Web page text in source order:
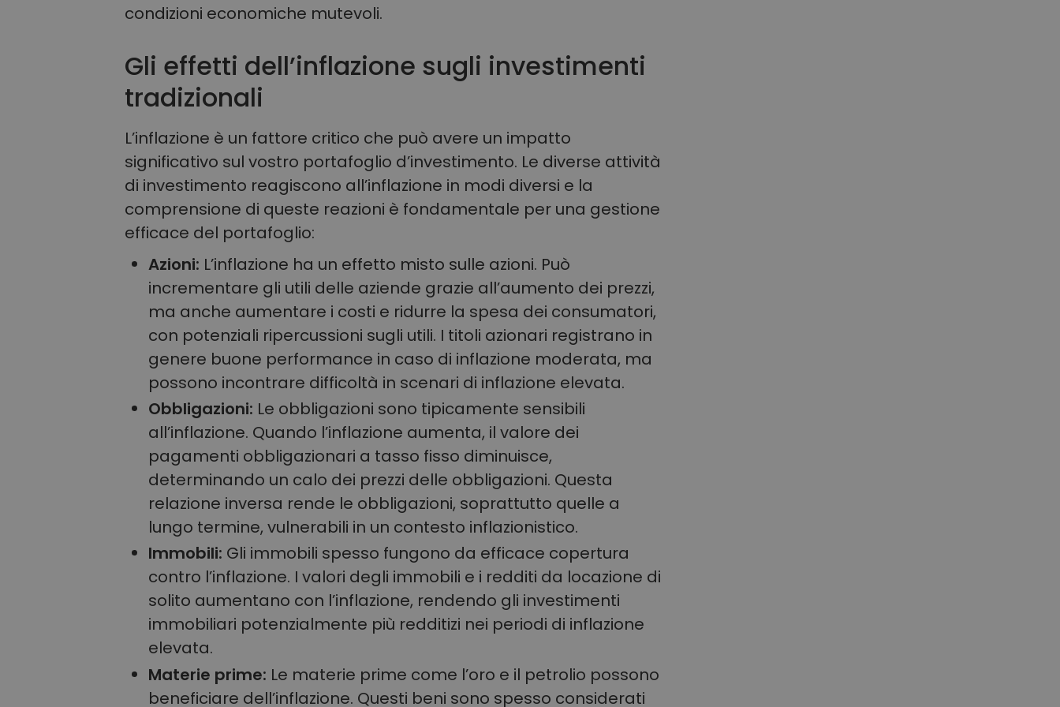
condizioni economiche mutevoli.
Gli effetti dell’inflazione sugli investimenti
tradizionali
L’inflazione è un fattore critico che può avere un impatto
significativo sul vostro portafoglio d’investimento. Le diverse attività
di investimento reagiscono all’inflazione in modi diversi e la
comprensione di queste reazioni è fondamentale per una gestione
efficace del portafoglio:
Azioni: L’inflazione ha un effetto misto sulle azioni. Può
incrementare gli utili delle aziende grazie all’aumento dei prezzi,
ma anche aumentare i costi e ridurre la spesa dei consumatori,
con potenziali ripercussioni sugli utili. I titoli azionari registrano in
genere buone performance in caso di inflazione moderata, ma
possono incontrare difficoltà in scenari di inflazione elevata.
Obbligazioni: Le obbligazioni sono tipicamente sensibili
all’inflazione. Quando l’inflazione aumenta, il valore dei
pagamenti obbligazionari a tasso fisso diminuisce,
determinando un calo dei prezzi delle obbligazioni. Questa
relazione inversa rende le obbligazioni, soprattutto quelle a
lungo termine, vulnerabili in un contesto inflazionistico.
Immobili: Gli immobili spesso fungono da efficace copertura
contro l’inflazione. I valori degli immobili e i redditi da locazione di
solito aumentano con l’inflazione, rendendo gli investimenti
immobiliari potenzialmente più redditizi nei periodi di inflazione
elevata.
Materie prime: Le materie prime come l’oro e il petrolio possono
beneficiare dell’inflazione. Questi beni sono spesso considerati